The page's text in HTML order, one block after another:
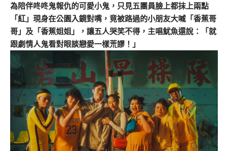
為陪伴咚咚鬼報仇的可愛小鬼，只見五團員臉上都抹上兩點
「紅」現身在公園入鏡對嘴，竟被路過的小朋友大喊「香蕉哥
哥」及「香蕉姐姐」，讓五人哭笑不得，主唱魷魚還說：「就
跟劇情人鬼看對眼談戀愛一樣荒謬！」